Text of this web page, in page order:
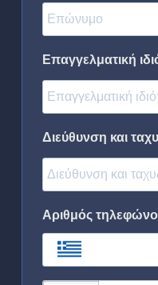
Επαγγελματική
Διεύθυνση και
Αριθμός